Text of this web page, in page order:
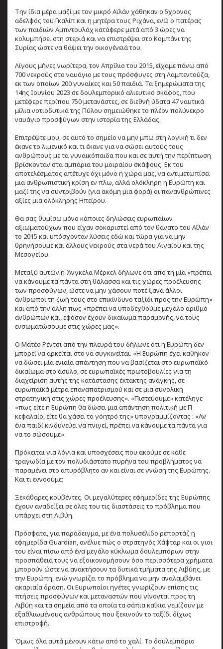
Την ίδια μέρα μαζί με τον μικρό Αϊλάν χάθηκαν ο 5χρονος
αδελφός του Γκαλίπ και η μητέρα τους Ριχάνα, ενώ ο πατέρας
των παιδιών Αμπντουλάχ κατάφερε μετά από 3 ώρες να
κολυμπήσει στη στεριά και να επιστρέψει στο Κομπάνι της
Συρίας ώστε να θάψει την οικογένειά του.
Λίγους μήνες νωρίτερα, τον Απρίλιο του 2015, είχαμε πάνω από
700 νεκρούς στο ναυάγιο με τους πρόσφυγες στη Λαμπεντούζα,
εκ των οποίων 200 γυναίκες και 50 παιδιά. Τα ξημερώματα της
14ης Ιουνίου 2023 σε δουλεμπορικό αλιευτικό σκάφος, που
μετέφερε περίπου 750 μετανάστες, σε διεθνή ύδατα 47 ναυτικά
μίλια νοτιοδυτικά της Πύλου σημειώθηκε το πλέον πολύνεκρο
ναυάγιο προσφύγων στην ιστορία της Ελλάδας.
Επιτρέψτε μου, σε αυτό το σημείο να μην μπω στη λογική τι δεν
έκανε το λιμενικό και τι έκανε για να σώσει αυτούς τους
ανθρώπους με τα γυναικόπαιδα που και σε αυτή την περίπτωση
βρίσκονταν στα αμπάρια του μοιραίου σκάφους. Εκ του
αποτελέσματος απέτυχε όχι μόνο η χώρα μας, να αντιμετωπίσει
μια ανθρωπιστική κρίση εν πλω, αλλά ολόκληρη η Ευρώπη και
μαζί της να συντριβούν (για ακόμη μια φορά) οι πανανθρώπινες
αξίες μια ολόκληρης Ηπείρου.
Θα σας θυμίσω μόνο κάποιες δηλώσεις ευρωπαίων
αξιωματούχων που είχαν σοκαριστεί από τον θάνατο του Αϊλάν
το 2015 και υπόσχονταν λύσεις εδώ και τώρα για να μην
θρηνήσουμε και άλλους νεκρούς στα νερά του Αιγαίου και της
Μεσογείου.
Μεταξύ αυτών η Άνγκελα Μέρκελ δήλωνε ότι από τη μία «πρέπει
να κάνουμε τα πάντα στη θάλασσα και τις χώρες προέλευσης
των προσφύγων, ώστε να μην χάσουν ποτέ ξανά άλλοι
άνθρωποι τη ζωή τους στο επικίνδυνο ταξίδι προς την Ευρώπη»
και από την άλλη πως «πρέπει να υποδεχθούμε μεγάλο αριθμό
ανθρώπων και, εφόσον έχουν δικαίωμα παραμονής, να τους
ενσωματώσουμε στις χώρες μας».
Ο Ματέο Ρέντσι από την πλευρά του δήλωνε ότι η Ευρώπη δεν
μπορεί να αρκείται στο να συγκινείται. «Η Ευρώπη έχει καθήκον
να δώσει μία ενιαία απάντηση που να βασίζεται στο ευρωπαϊκό
δικαίωμα στο άσυλο, σε ευρωπαϊκές πρωτοβουλίες για τη
διαχείριση αυτής της κατάστασης έκτακτης ανάγκης, σε
ευρωπαϊκά μέτρα επαναπατρισμού και σε μια συνολική
στρατηγική στις χώρες προέλευσης». «Πιστεύουμε» κατέληγε
«πως είτε η Ευρώπη θα δώσει μια απάντηση πολιτική με Π
κεφαλαίο, είτε θα χάσει το γόητρό της» υπογραμμίζοντας : «Αν
ένα παιδί κινδυνεύει να πνιγεί, πρέπει να κάνουμε τα πάντα για
να το σώσουμε».
Πρόκειται για λόγια και υποσχέσεις που ακούμε σε κάθε
τραγωδία με τον πολυδιάστατο πυρήνα του προβλήματος να
παραμένει στο απυρόβλητο αν και είναι σε γνώση της Ευρώπης.
Και τι εννοούμε;
Ξεκάθαρες κουβέντες. Οι μεγαλύτερες εφημερίδες της Ευρώπης
έχουν αναδείξει σε όλες του τις διαστάσεις το πρόβλημα που
υπάρχει στη Λιβύη.
Πρόσφατα, για παράδειγμα, με ένα πολυσέλιδο ρεπορτάζ η
εφημερίδα Guardian, ανέλυε πώς ο στρατηγός Χάφταρ και οι γιοι
του είναι πίσω από ένα μεγάλο κύκλωμα δουλεμπόρων στην
προσπάθειά τους να εξοικονομήσουν όσο περισσότερα χρήματα
μπορούν ώστε να ανακτήσουν τα δυτικά τμήματα της Λιβύης, με
την Ευρώπη, ενώ γνωρίζει το πρόβλημα να μην αναλαμβάνει
ακαριαία δράση. Οι Ευρωπαίοι ηγέτες γνωρίζουν επίσης τις
πτήσεις προσφύγων και μεταναστών που γίνονται προς τη
Λιβύη και τα σημεία από τα οποία τα σάπια καΐκια γεμίζουν με
εξαθλιωμένους ανθρώπους που ξεκινούν το ταξίδι δίχως
επιστροφή.
Όμως όλα αυτά μένουν κάτω από το χαλί. Το δουλεμπόριο